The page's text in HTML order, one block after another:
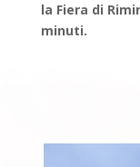
la Fiera di
minuti.